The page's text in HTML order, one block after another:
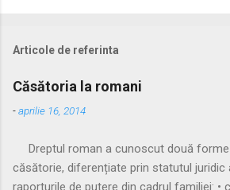
Articole de referinta
Căsătoria la romani
-aprilie 16, 2014
Dreptul roman a cunoscut două forme
căsătorie, diferențiate prin statutul juridic
raporturile de putere din cadrul familiei: •